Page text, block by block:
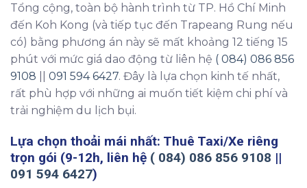
Tổng cộng, toàn bộ hành trình từ TP. Hồ Chí Minh
đến Koh Kong (và tiếp tục đến Trapeang Rung nếu
có) bằng phương án này sẽ mất khoảng 12 tiếng 15
phút với mức giá dao động từ liên hệ ( 084) 086 856
9108
091 594 6427. Đây là lựa chọn kinh tế nhất,
rất phù hợp với những ai muốn tiết kiệm chi phí và
trải nghiệm du lịch bụi.
Lựa chọn thoải mái nhất: Thuê Taxi/Xe riêng
trọn gói (9-12h, liên hệ ( 084) 086 856 9108 ||
091 594 6427)